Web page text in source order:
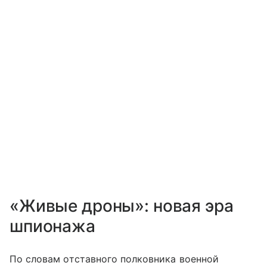
«Живые дроны»: новая эра
шпионажа
По словам отставного полковника военной